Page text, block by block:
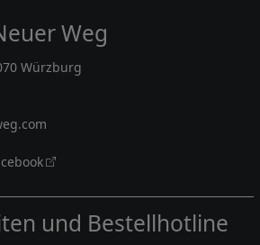
Weg
Würzburg
und Bestellhotline